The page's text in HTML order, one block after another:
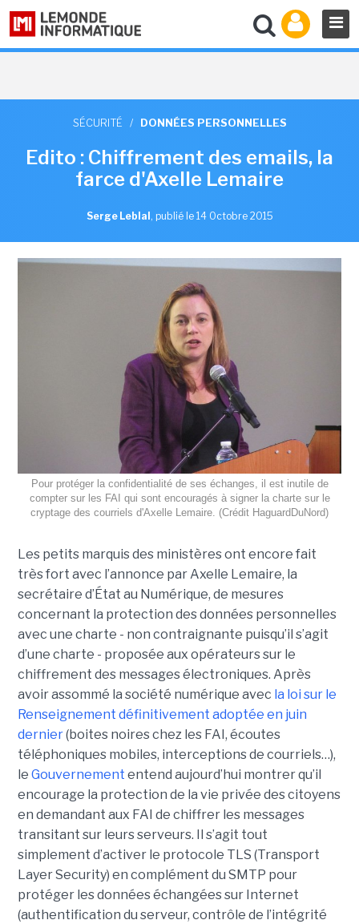
SÉCURITÉ / DONNÉES PERSONNELLES
Edito : Chiffrement des emails, la
farce d'Axelle Lemaire
Serge Leblal , publié le 14 Octobre 2015
Pour protéger la confidentialité de ses échanges, il est inutile de
compter sur les FAI qui sont encouragés à signer la charte sur le
cryptage des courriels d'Axelle Lemaire. (Crédit HaguardDuNord)
Les petits marquis des ministères ont encore fait
très fort avec l’annonce par Axelle Lemaire, la
secrétaire d’État au Numérique, de mesures
concernant la protection des données personnelles
avec une charte - non contraignante puisqu’il s’agit
d’une charte - proposée aux opérateurs sur le
chiffrement des messages électroniques. Après
avoir assommé la société numérique avec la loi sur le
Renseignement définitivement adoptée en juin
dernier(boites noires chez les FAI, écoutes
téléphoniques mobiles, interceptions de courriels…),
le Gouvernement entend aujourd’hui montrer qu’il
encourage la protection de la vie privée des citoyens
en demandant aux FAI de chiffrer les messages
transitant sur leurs serveurs. Il s’agit tout
simplement d’activer le protocole TLS (Transport
Layer Security) en complément du SMTP pour
protéger les données échangées sur Internet
(authentification du serveur, contrôle de l’intégrité